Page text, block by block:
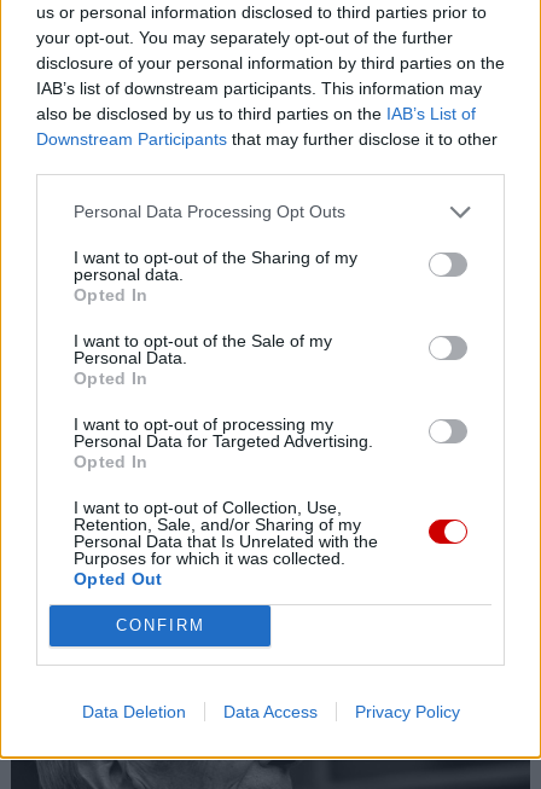
us or personal information disclosed to third parties prior to
your opt-out. You may separately opt-out of the further
disclosure of your personal information by third parties on the
IAB’s list of downstream participants. This information may
also be disclosed by us to third parties on the IAB’s List of
Downstream Participants that may further disclose it to other
Personal Data Processing Opt Outs
I want to opt-out of the Sharing of my
personal data.
Opted In
I want to opt-out of the Sale of my
Personal Data.
Opted In
I want to opt-out of processing my
Personal Data for Targeted Advertising.
Opted In
I want to opt-out of Collection, Use,
Retention, Sale, and/or Sharing of my
Personal Data that Is Unrelated with the
Purposes for which it was collected.
Opted Out
CONFIRM
Data Deletion Data Access Privacy Policy
08 sierpnia 2026 | 16:16
Pieszo do Matki Bożej – z Great Meadows do Amerykańskiej
Częstochowy
Popularne
Kard. Sarah: Obrzędów nie można arbitralnie znosić